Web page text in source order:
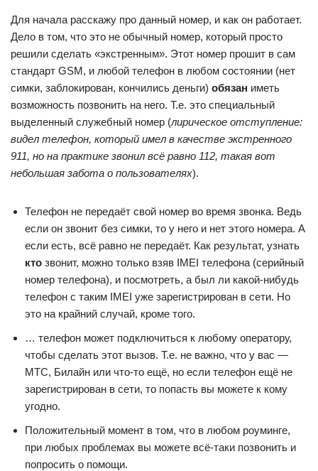
Для начала расскажу про данный номер, и как он работает.
Дело в том, что это не обычный номер, который просто
решили сделать «экстренным». Этот номер прошит в сам
стандарт GSM, и любой телефон в любом состоянии (нет
симки, заблокирован, кончились деньги) обязан иметь
возможность позвонить на него. Т.е. это специальный
выделенный служебный номер (лирическое отступление:
видел телефон, который имел в качестве экстренного
911, но на практике звонил всё равно 112, такая вот
небольшая забота о пользователях).
Телефон не передаёт свой номер во время звонка. Ведь
если он звонит без симки, то у него и нет этого номера. А
если есть, всё равно не передаёт. Как результат, узнать
кто звонит, можно только взяв IMEI телефона (серийный
номер телефона), и посмотреть, а был ли какой-нибудь
телефон с таким IMEI уже зарегистрирован в сети. Но
это на крайний случай, кроме того.
… телефон может подключиться к любому оператору,
чтобы сделать этот вызов. Т.е. не важно, что у вас —
МТС, Билайн или что-то ещё, но если телефон ещё не
зарегистрирован в сети, то попасть вы можете к кому
угодно.
Положительный момент в том, что в любом роуминге,
при любых проблемах вы можете всё-таки позвонить и
попросить о помощи.